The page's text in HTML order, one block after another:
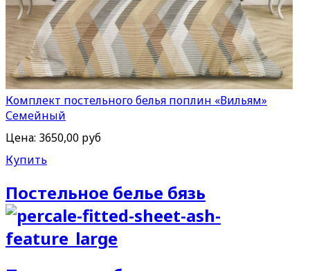
Комплект постельного белья поплин «Вильям»
Семейный
Цена: 3650,00 руб
Купить
Постельное белье бязь